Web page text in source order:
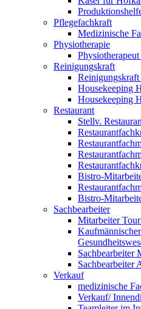
Pflegefachkraft
Medizinische
Physiotherapie
Reinigungskraft
Housekeeping
Housekeeping
Restaurant
Stellv.
Bistro-
Bistro-
Sachbearbeiter
Mitarbeiter
Sachbearbeiter
Sachbearbeiter
Verkauf
medizinische
Verkauf/